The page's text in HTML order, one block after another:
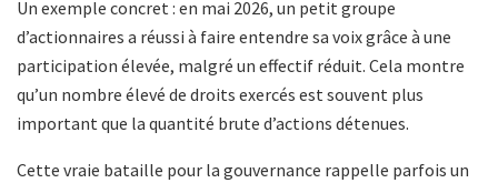
Un exemple concret : en mai 2026, un petit groupe
d’actionnaires a réussi à faire entendre sa voix grâce à une
participation élevée, malgré un effectif réduit. Cela montre
qu’un nombre élevé de droits exercés est souvent plus
important que la quantité brute d’actions détenues.
Cette vraie bataille pour la gouvernance rappelle parfois un